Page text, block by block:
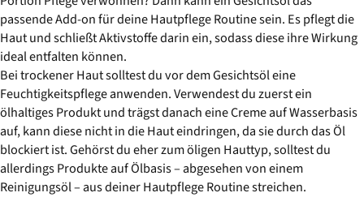
passende Add-on für deine Hautpflege Routine sein. Es pflegt die
Haut und schließt Aktivstoffe darin ein, sodass diese ihre Wirkung
ideal entfalten können.
Bei trockener Haut solltest du vor dem Gesichtsöl eine
Feuchtigkeitspflege anwenden. Verwendest du zuerst ein
ölhaltiges Produkt und trägst danach eine Creme auf Wasserbasis
auf, kann diese nicht in die Haut eindringen, da sie durch das Öl
blockiert ist. Gehörst du eher zum öligen Hauttyp, solltest du
allerdings Produkte auf Ölbasis – abgesehen von einem
Reinigungsöl – aus deiner Hautpflege Routine streichen.